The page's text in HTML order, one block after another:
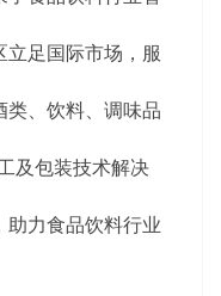
立足国际市场，服
类、饮料、调味品
及包装技术解决
助力食品饮料行业